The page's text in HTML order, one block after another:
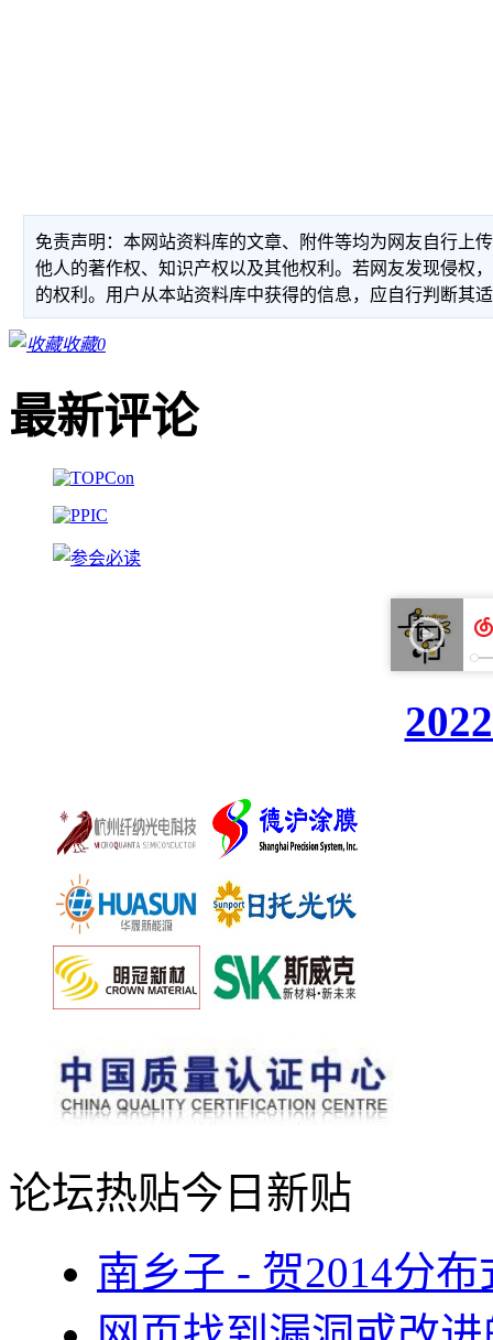
免责声明：本网站资料库的文章、附件等均为网友自行上
他人的著作权、知识产权以及其他权利。若网友发现侵权
的权利。用户从本站资料库中获得的信息，应自行判断其
收藏0
最新评论
论坛热贴今日新贴
南乡子 - 贺2014分